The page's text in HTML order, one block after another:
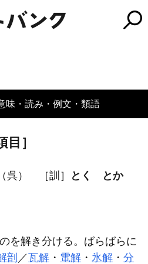
味・読み・例文・類語
］
呉） ［訓］
とく とか
を解き分ける。ばらばらに
剖 ／瓦解 ・ 電解 ・ 氷解 ・ 分